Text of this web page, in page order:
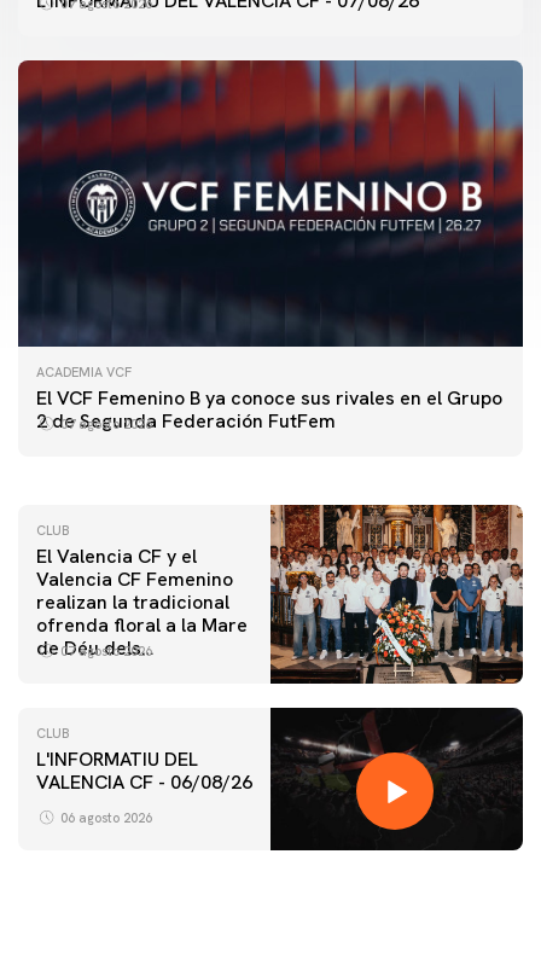
ACADEMIA VCF
El VCF Femenino B ya conoce sus rivales en el Grupo
2 de Segunda Federación FutFem
07 agosto 2026
PRIMER EQUIPO
ENTRENAMIENTO DEL VALENCIA CF 7/8/2026
CLUB
El Valencia CF y el
Valencia CF Femenino
realizan la tradicional
ofrenda floral a la Mare
de Déu dels
07 agosto 2026
CLUB
L'INFORMATIU DEL
VALENCIA CF - 06/08/26
06 agosto 2026